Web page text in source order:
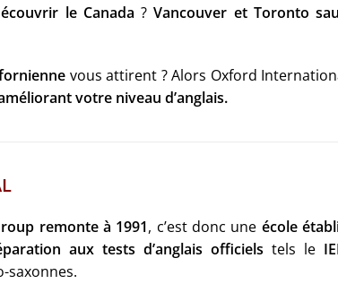
écouvrir le Canada ?Vancouver et Toronto
vous attirent ? Alors Oxford
votre niveau d’anglais.
remonte à 1991, c’est donc une école
aux tests d’anglais officiels tels le
saxonnes.